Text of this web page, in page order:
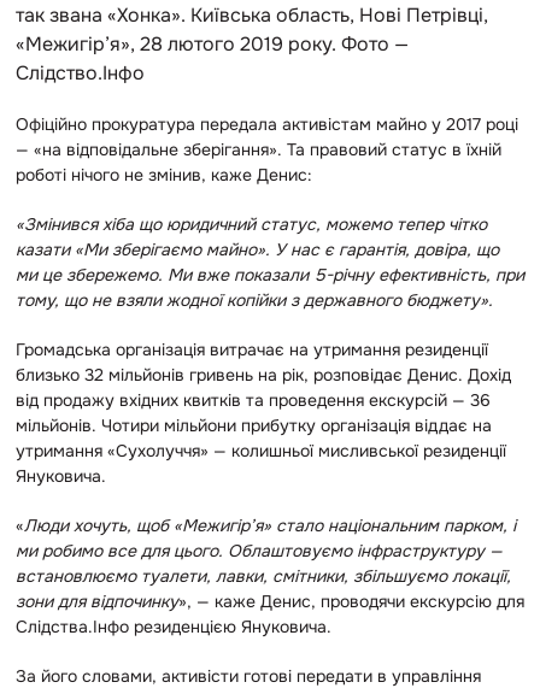
так звана «Хонка». Київська область, Нові Петрівці,
«Межигір’я», 28 лютого 2019 року. Фото —
Слідство.Інфо
Офіційно прокуратура передала активістам майно у 2017 році
— «на відповідальне зберігання». Та правовий статус в їхній
роботі нічого не змінив, каже Денис:
«Змінився хіба що юридичний статус, можемо тепер чітко
казати «Ми зберігаємо майно». У нас є гарантія, довіра, що
ми це збережемо. Ми вже показали 5-річну ефективність, при
тому, що не взяли жодної копійки з державного бюджету».
Громадська організація витрачає на утримання резиденції
близько 32 мільйонів гривень на рік, розповідає Денис. Дохід
від продажу вхідних квитків та проведення екскурсій — 36
мільйонів. Чотири мільйони прибутку організація віддає на
утримання «Сухолуччя» — колишньої мисливської резиденції
Януковича.
«Люди хочуть, щоб «Межигір’я» стало національним парком, і
ми робимо все для цього. Облаштовуємо інфраструктуру —
встановлюємо туалети, лавки, смітники, збільшуємо локації,
зони для відпочинку», — каже Денис, проводячи екскурсію для
Слідства.Інфо резиденцією Януковича.
За його словами, активісти готові передати в управління